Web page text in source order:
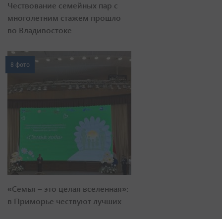
Чествование семейных пар с
многолетним стажем прошло
во Владивостоке
8 фото
«Семья – это целая вселенная»:
в Приморье чествуют лучших